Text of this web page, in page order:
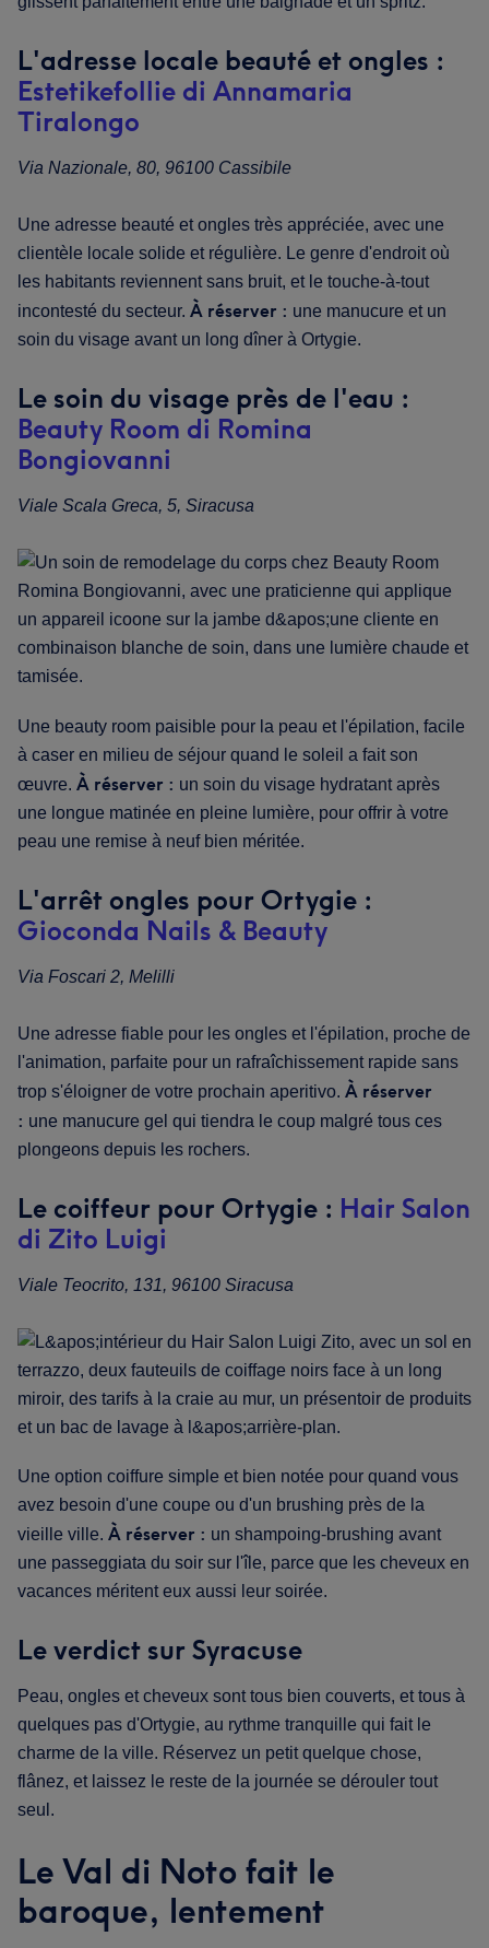
L'adresse locale beauté et ongles :
Estetikefollie di Annamaria
Tiralongo
Via Nazionale, 80, 96100 Cassibile
Une adresse beauté et ongles très appréciée, avec une
clientèle locale solide et régulière. Le genre d'endroit où
les habitants reviennent sans bruit, et le touche-à-tout
incontesté du secteur. À réserver : une manucure et un
soin du visage avant un long dîner à Ortygie.
Le soin du visage près de l'eau :
Beauty Room di Romina
Bongiovanni
Viale Scala Greca, 5, Siracusa
Une beauty room paisible pour la peau et l'épilation, facile
à caser en milieu de séjour quand le soleil a fait son
œuvre. À réserver : un soin du visage hydratant après
une longue matinée en pleine lumière, pour offrir à votre
peau une remise à neuf bien méritée.
L'arrêt ongles pour Ortygie :
Gioconda Nails & Beauty
Via Foscari 2, Melilli
Une adresse fiable pour les ongles et l'épilation, proche de
l'animation, parfaite pour un rafraîchissement rapide sans
trop s'éloigner de votre prochain aperitivo. À réserver
: une manucure gel qui tiendra le coup malgré tous ces
plongeons depuis les rochers.
Le coiffeur pour Ortygie : Hair Salon
di Zito Luigi
Viale Teocrito, 131, 96100 Siracusa
Une option coiffure simple et bien notée pour quand vous
avez besoin d'une coupe ou d'un brushing près de la
vieille ville. À réserver : un shampoing-brushing avant
une passeggiata du soir sur l'île, parce que les cheveux en
vacances méritent eux aussi leur soirée.
Le verdict sur Syracuse
Peau, ongles et cheveux sont tous bien couverts, et tous à
quelques pas d'Ortygie, au rythme tranquille qui fait le
charme de la ville. Réservez un petit quelque chose,
flânez, et laissez le reste de la journée se dérouler tout
seul.
Le Val di Noto fait le
baroque, lentement